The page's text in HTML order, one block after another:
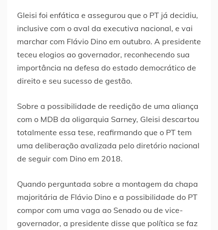
Gleisi foi enfática e assegurou que o PT já decidiu,
inclusive com o aval da executiva nacional, e vai
marchar com Flávio Dino em outubro. A presidente
teceu elogios ao governador, reconhecendo sua
importância na defesa do estado democrático de
direito e seu sucesso de gestão.
Sobre a possibilidade de reedição de uma aliança
com o MDB da oligarquia Sarney, Gleisi descartou
totalmente essa tese, reafirmando que o PT tem
uma deliberação avalizada pelo diretório nacional
de seguir com Dino em 2018.
Quando perguntada sobre a montagem da chapa
majoritária de Flávio Dino e a possibilidade do PT
compor com uma vaga ao Senado ou de vice-
governador, a presidente disse que política se faz